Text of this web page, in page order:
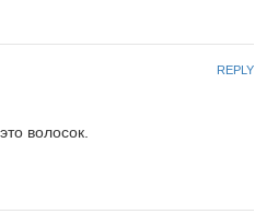
волосок.
REPLY